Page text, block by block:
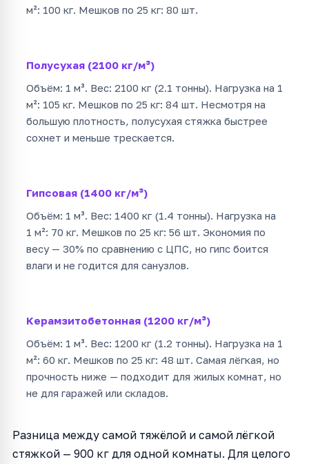
м²: 100 кг. Мешков по 25 кг: 80 шт.
Полусухая (2100 кг/м³)
Объём: 1 м³. Вес: 2100 кг (2.1 тонны). Нагрузка на 1
м²: 105 кг. Мешков по 25 кг: 84 шт. Несмотря на
большую плотность, полусухая стяжка быстрее
сохнет и меньше трескается.
Гипсовая (1400 кг/м³)
Объём: 1 м³. Вес: 1400 кг (1.4 тонны). Нагрузка на
1 м²: 70 кг. Мешков по 25 кг: 56 шт. Экономия по
весу — 30% по сравнению с ЦПС, но гипс боится
влаги и не годится для санузлов.
Керамзитобетонная (1200 кг/м³)
Объём: 1 м³. Вес: 1200 кг (1.2 тонны). Нагрузка на 1
м²: 60 кг. Мешков по 25 кг: 48 шт. Самая лёгкая, но
прочность ниже — подходит для жилых комнат, но
не для гаражей или складов.
Разница между самой тяжёлой и самой лёгкой
стяжкой — 900 кг для одной комнаты. Для целого